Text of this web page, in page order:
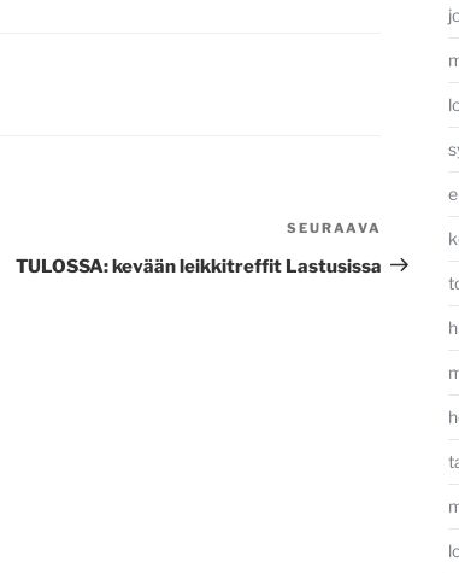
SEURAAVA
TULOSSA: kevään leikkitreffit Lastusissa